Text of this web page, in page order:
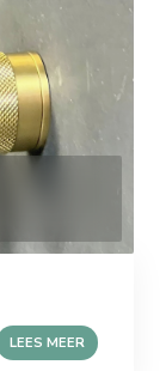
LEES MEER